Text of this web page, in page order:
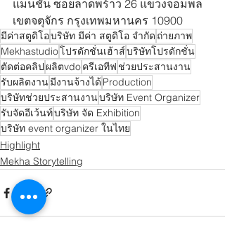
แมนชั่น ซอยลาดพร้าว 26 แขวงจอมพล
เขตจตุจักร กรุงเทพมหานคร 10900
มีค่าสตูดิโอบริษัท มีค่า สตูดิโอ จำกัด ถ่ายภาพ
Mekhastudioโปรดักชั่นเฮ้าส์บริษัทโปรดักชั่น
ตัดต่อคลิป ผลิตvdoครีเอทีฟ ช่วยประสานงาน
รับผลิตงานมีงานจ้างได้Production
บริษัทช่วยประสานงานบริษัท Event Organizer
รับจัดอีเว้นท์บริษัท จัด Exhibition
บริษัท event organizer ในไทย
Highlight
Mekha Storytelling